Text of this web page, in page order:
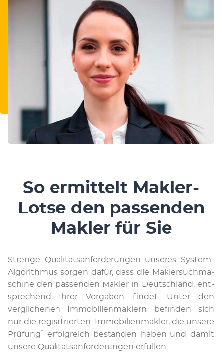
So ermittelt Makler-
Lotse den passenden
Makler für Sie
Stre­nge Qua­li­täts­an­for­de­run­gen un­se­res Sys­tem-
Al­go­rith­mus sor­gen da­für, dass die Mak­ler­suchma­
schi­ne den pas­sen­den Mak­ler in Deutsch­land, ent­
spre­chend Ihr­er Vor­ga­ben fin­det. Un­ter den
verglichenen Im­mo­bi­li­en­mak­lern be­fin­den sich
nur die regisrtrierten1
Im­mo­bi­li­en­mak­ler, die un­se­re
Prü­fung*
er­folg­reich be­stan­den ha­ben und da­mit
un­se­re Qua­li­täts­an­for­de­run­gen er­fül­len.